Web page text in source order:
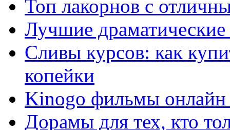
Топ лакорнов с
Лучшие
Сливы курсов: как
копейки
Kinogo фильмы онлайн
Дорамы для тех, кто